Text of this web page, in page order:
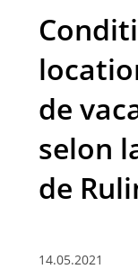
de
selon
de
14.05.2021